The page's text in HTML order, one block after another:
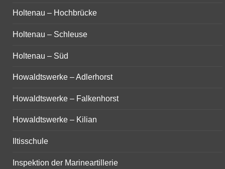
Holtenau – Hochbrücke
Holtenau – Schleuse
Holtenau – Süd
Howaldtswerke – Adlerhorst
Howaldtswerke – Falkenhorst
Howaldtswerke – Kilian
Iltisschule
Inspektion der Marineartillerie